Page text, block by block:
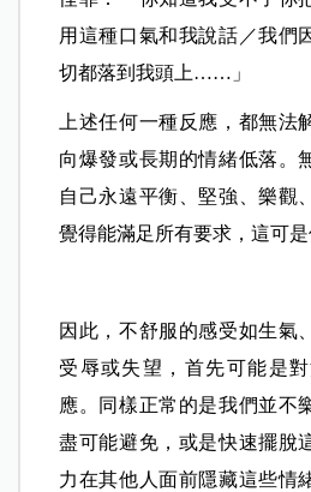
用這種口氣和我說話／我們
切都落到我頭上……」
上述任何一種反應，都無法
向爆發或長期的情緒低落。
自己永遠平衡、堅強、樂觀
覺得能滿足所有要求，這可是
因此，不舒服的感受如生氣
受辱或失望，首先可能是
應。同樣正常的是我們並不
盡可能避免，或是快速擺脫
力在其他人面前隱藏這些情